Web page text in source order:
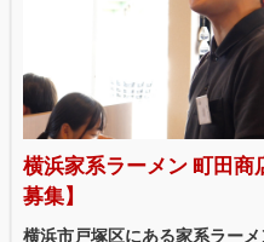
横浜家系ラーメン 町田商
募集】
横浜市戸塚区にある家系ラー